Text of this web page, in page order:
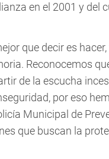
en el 2001 y del
que decir es
Reconocemos
de la escucha
por eso
Municipal de
que buscan la